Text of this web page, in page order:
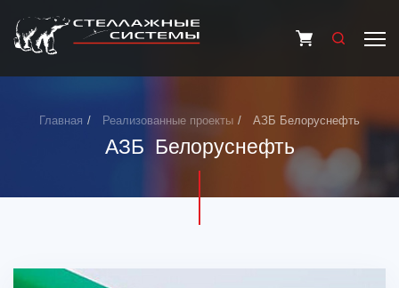
Главная Реализованные проекты АЗБ Белоруснефть
АЗБ Белоруснефть